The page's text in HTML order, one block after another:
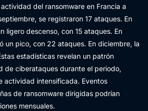
del ransomware en Francia a
se registraron 17 ataques. En
ligero descenso, con 15 ataques. En
un pico, con 22 ataques. En diciembre, la
estadísticas revelan un patrón
de ciberataques durante el periodo,
actividad intensificada. Eventos
de ransomware dirigidas podrían
mensuales.